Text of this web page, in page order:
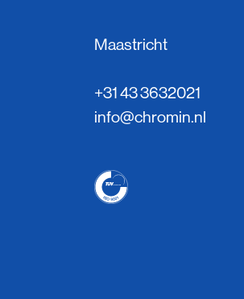
Maastricht
+31 43 3632021
info@chromin.nl